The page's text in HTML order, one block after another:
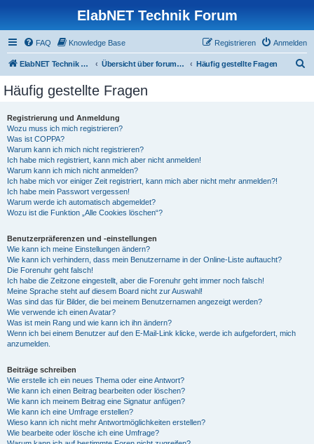
ElabNET Technik Forum
FAQ Knowledge Base Anmelden
Registrieren
ElabNET Technik Forum Übersicht über forum.timberwolf.io Häufig gestellte Fragen
Häufig gestellte Fragen
Registrierung und Anmeldung
Wozu muss ich mich registrieren?
Was ist COPPA?
Warum kann ich mich nicht registrieren?
Ich habe mich registriert, kann mich aber nicht anmelden!
Warum kann ich mich nicht anmelden?
Ich habe mich vor einiger Zeit registriert, kann mich aber nicht mehr anmelden?!
Ich habe mein Passwort vergessen!
Warum werde ich automatisch abgemeldet?
Wozu ist die Funktion „Alle Cookies löschen“?
Benutzerpräferenzen und -einstellungen
Wie kann ich meine Einstellungen ändern?
Wie kann ich verhindern, dass mein Benutzername in der Online-Liste auftaucht?
Die Forenuhr geht falsch!
Ich habe die Zeitzone eingestellt, aber die Forenuhr geht immer noch falsch!
Meine Sprache steht auf diesem Board nicht zur Auswahl!
Was sind das für Bilder, die bei meinem Benutzernamen angezeigt werden?
Wie verwende ich einen Avatar?
Was ist mein Rang und wie kann ich ihn ändern?
Wenn ich bei einem Benutzer auf den E-Mail-Link klicke, werde ich aufgefordert, mich
anzumelden.
Beiträge schreiben
Wie erstelle ich ein neues Thema oder eine Antwort?
Wie kann ich einen Beitrag bearbeiten oder löschen?
Wie kann ich meinem Beitrag eine Signatur anfügen?
Wie kann ich eine Umfrage erstellen?
Wieso kann ich nicht mehr Antwortmöglichkeiten erstellen?
Wie bearbeite oder lösche ich eine Umfrage?